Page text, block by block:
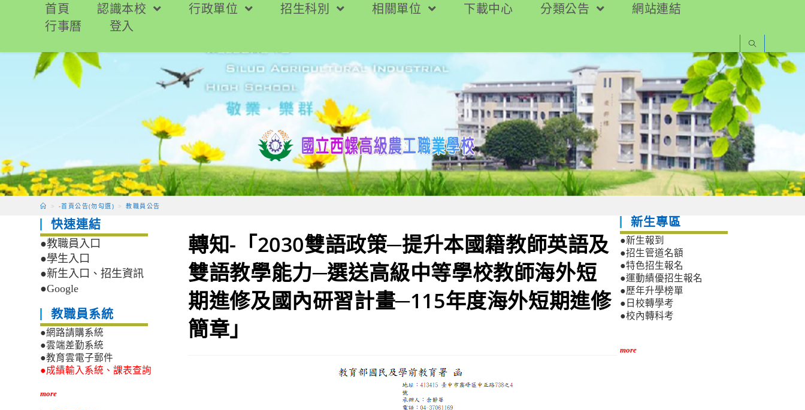
要
首頁 認識本校 行政單位 招生科別 相關單位 下載中心 分類公告
網站連結
行事曆
登入
> -首頁公告(勿勾選) > 教職員公告
轉知-「2030雙語政策─提升本國籍教師英語及
雙語教學能力─選送高級中等學校教師海外短
期進修及國內研習計畫─115年度海外短期進修
簡章」
快速連結
●教職員入口
●學生入口
●新生入口、招生資訊
●Google
教職員系統
●網路請購系統
●雲端差勤系統
●教育雲電子郵件
●成績輸入系統、課表查詢
more
新生專區
●新生報到
●招生管道名額
●特色招生報名
●運動績優招生報名
●歷年升學榜單
●日校轉學考
●校內轉科考
more